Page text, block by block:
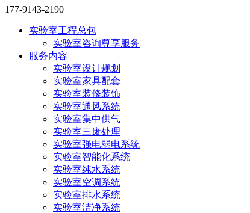
177-9143-2190
实验室工程总包
实验室咨询尊享服务
服务内容
实验室设计规划
实验室家具配套
实验室装修装饰
实验室通风系统
实验室集中供气
实验室三废处理
实验室强电弱电系统
实验室智能化系统
实验室纯水系统
实验室空调系统
实验室排水系统
实验室洁净系统